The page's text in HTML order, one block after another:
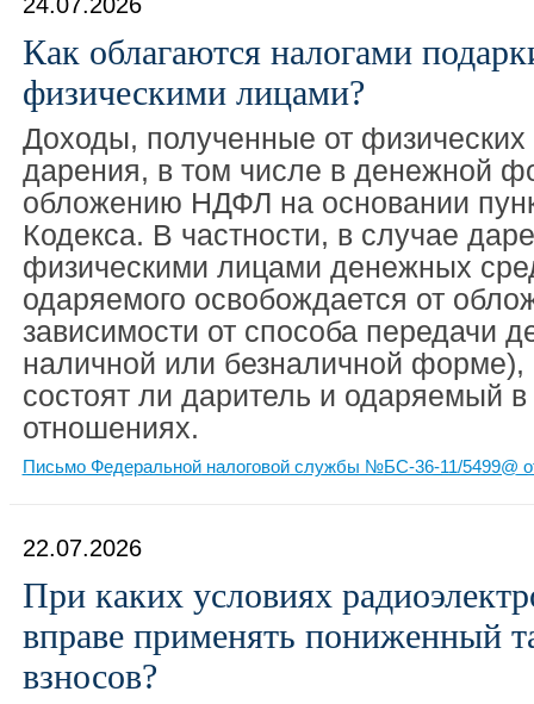
Как облагаются налогами
физическими лицами?
Доходы, полученные от физических
дарения, в том числе в денежной
обложению НДФЛ на основании
Кодекса. В частности, в случае
физическими лицами денежных
одаряемого освобождается от
зависимости от способа передачи
наличной или безналичной форме),
состоят ли даритель и одаряемый
отношениях.
Письмо Федеральной налоговой службы №БС-36-11/5499@
22.07.2026
При каких условиях
вправе применять пониженный
взносов?